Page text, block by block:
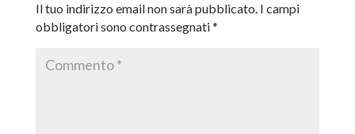
Il tuo indirizzo email non sarà pubblicato. I campi
obbligatori sono contrassegnati*